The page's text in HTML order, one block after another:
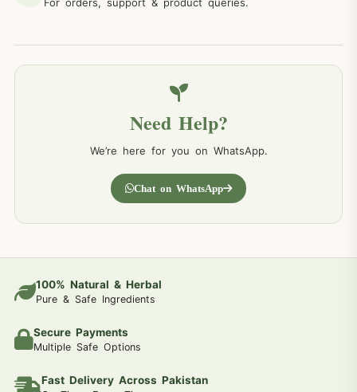
Need Help?
We’re here for you on WhatsApp.
Chat on WhatsApp
100% Natural & Herbal
Pure & Safe Ingredients
Secure Payments
Multiple Safe Options
Fast Delivery Across Pakistan